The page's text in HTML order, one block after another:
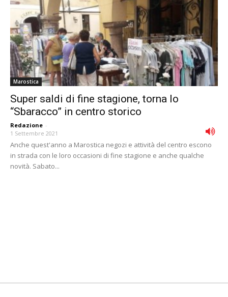
Marostica
Super saldi di fine stagione, torna lo
“Sbaracco” in centro storico
Redazione -
1 Settembre 2021
Anche quest'anno a Marostica negozi e attività del centro escono
in strada con le loro occasioni di fine stagione e anche qualche
novità. Sabato...